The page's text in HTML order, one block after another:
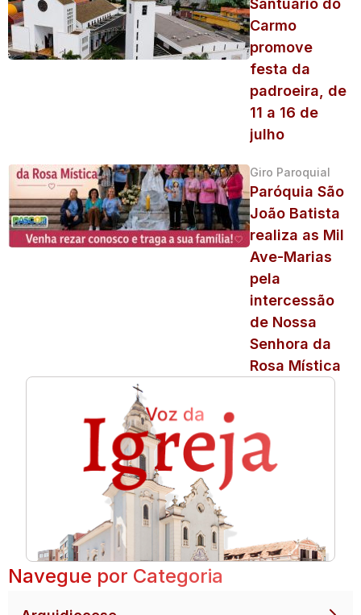
Carmo
promove
festa da
padroeira, de
11 a 16 de
julho
Giro Paroquial
Paróquia São
João Batista
realiza as Mil
Ave-Marias
pela
intercessão
de Nossa
Senhora da
Rosa Mística
Navegue por Categoria